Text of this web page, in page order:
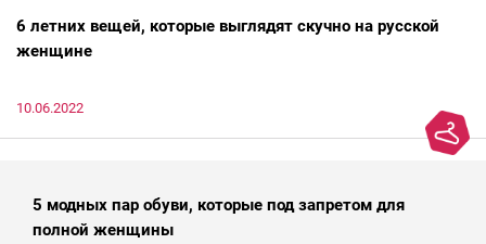
6 летних вещей, которые выглядят скучно на русской
женщине
10.06.2022
5 модных пар обуви, которые под запретом для
полной женщины